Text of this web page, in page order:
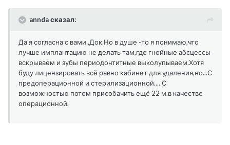
annda сказал:
Да я согласна с вами ,Док.Но в душе -то я понимаю,что
лучше имплантацию не делать там,где гнойные абсцессы
вскрываем и зубы периодонтитные выколупываем.Хотя
буду лицензировать всё равно кабинет для удаления,но...С
предоперационной и стерилизационной.... С
возможностью потом присобачить ещё 22 м.в качестве
операционной.